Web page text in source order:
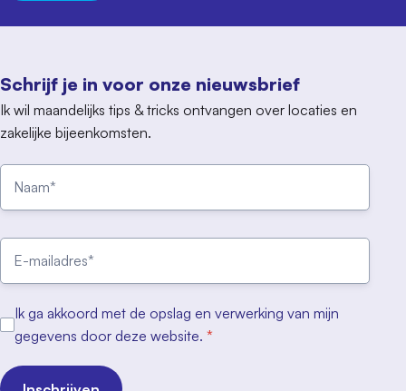
Schrijf je in voor onze nieuwsbrief
Ik wil maandelijks tips & tricks ontvangen over locaties en
zakelijke bijeenkomsten.
Ik ga akkoord met de opslag en verwerking van mijn
gegevens door deze website. *